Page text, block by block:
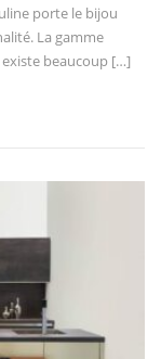
porte le bijou
La gamme
existe beaucoup […]